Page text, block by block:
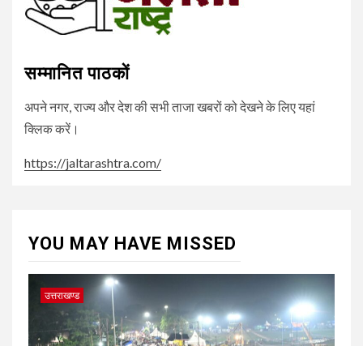
सम्मानित पाठकों
अपने नगर, राज्य और देश की सभी ताजा खबरों को देखने के लिए यहां
क्लिक करें।
https://jaltarashtra.com/
YOU MAY HAVE MISSED
उत्तराखण्ड